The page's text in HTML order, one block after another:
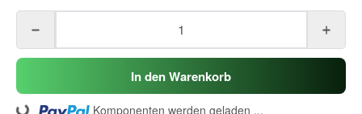
In den Warenkorb
Komponenten werden geladen ...